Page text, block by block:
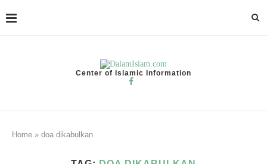
Center of Islamic Information
Home » doa dikabulkan